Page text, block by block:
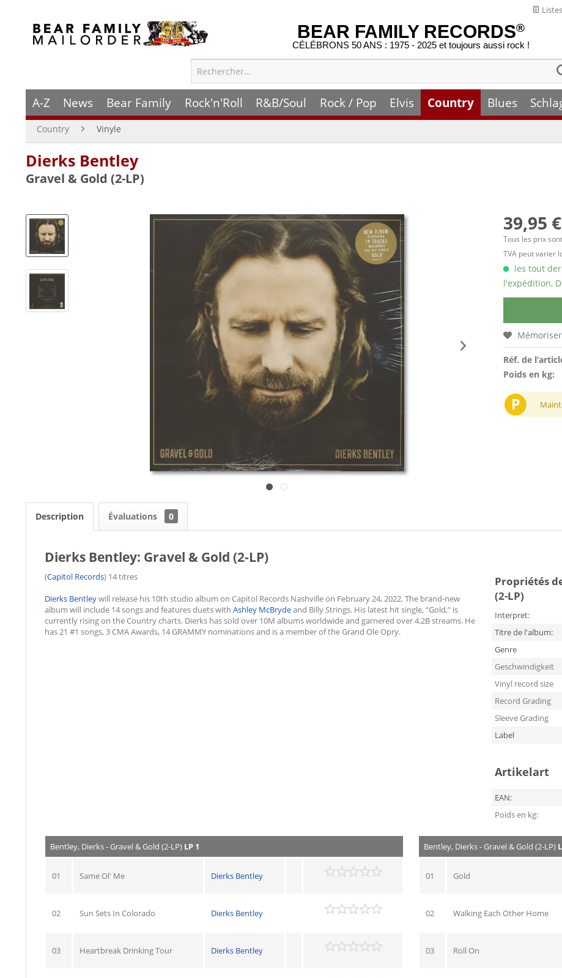
BEAR FAMILY RECORDS®
CÉLÉBRONS 50 ANS : 1975 - 2025 et toujours aussi rock !
A-Z News Bear Family Rock'n'Roll R&B/Soul Rock / Pop Elvis Country Blues
Country Vinyle
Dierks Bentley
Gravel & Gold (2-LP)
39,95
Tous les prix
TVA peut varier
les tout
l'expédition,
Mémoriser
Réf. de
Poids en kg:
P
Description Évaluations 0
Dierks Bentley: Gravel & Gold (2-LP)
(Capitol Records) 14 titres
Dierks Bentleywill release his 10th studio album on Capitol Records Nashville on February 24, 2022. The brand-new
album will include 14 songs and features duets with Ashley McBrydeand Billy Strings. His latest hit single, “Gold,” is
currently rising on the Country charts. Dierks has sold over 10M albums worldwide and garnered over 4.2B streams. He
has 21 #1 songs, 3 CMA Awards, 14 GRAMMY nominations and is a member of the Grand Ole Opry.
Propriétés
(2-LP)
Interpret:
Titre de l'album:
Genre
Geschwindigkeit
Vinyl record size
Record Grading
Sleeve Grading
Label
Artikelart
EAN:
Poids en kg:
Bentley, Dierks - Gravel & Gold (2-LP) LP 1
01 Same Ol' Me Dierks Bentley
02 Sun Sets In Colorado Dierks Bentley
03 Heartbreak Drinking Tour Dierks Bentley
Bentley, Dierks - Gravel & Gold (2-LP)
01 Gold
02 Walking Each Other Home
03 Roll On